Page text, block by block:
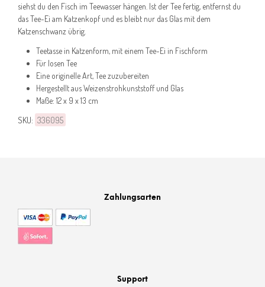
siehst du den Fisch im Teewasser hängen. Ist der Tee fertig, entfernst du
das Tee-Ei am Katzenkopf und es bleibt nur das Glas mit dem
Katzenschwanz übrig.
Teetasse in Katzenform, mit einem Tee-Ei in Fischform
Für losen Tee
Eine originelle Art, Tee zuzubereiten
Hergestellt aus Weizenstrohkunststoff und Glas
Maße: 12 x 9 x 13 cm
SKU: 336095
Zahlungsarten
Support